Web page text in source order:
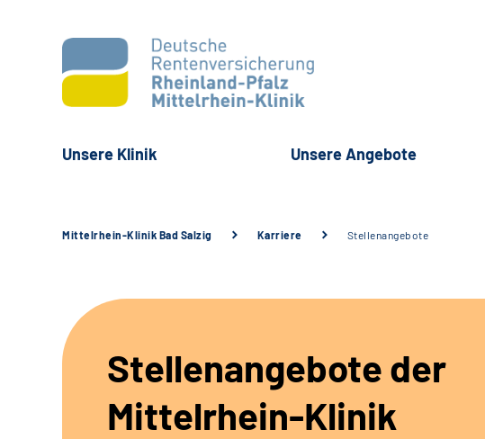
Unsere Klinik Unsere Angebote
Mittelrhein-Klinik Bad Salzig Karriere Stellenangebote
Stellenangebote der
Mittelrhein-Klinik